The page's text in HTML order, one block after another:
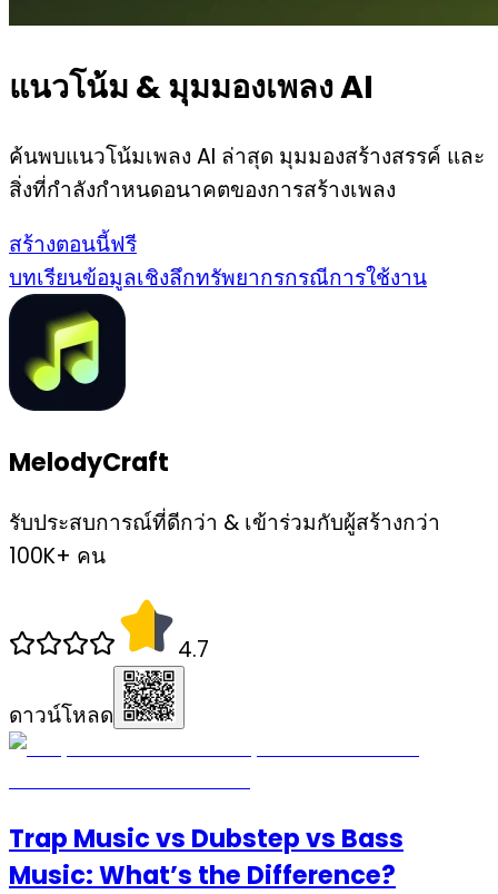
แนวโน้ม & มุมมองเพลง AI
ค้นพบแนวโน้มเพลง AI ล่าสุด มุมมองสร้างสรรค์ และ
สิ่งที่กำลังกำหนดอนาคตของการสร้างเพลง
สร้างตอนนี้ฟรี
บทเรียนข้อมูลเชิงลึกทรัพยากรกรณีการใช้งาน
MelodyCraft
รับประสบการณ์ที่ดีกว่า & เข้าร่วมกับผู้สร้างกว่า
100K+ คน
4.7
ดาวน์โหลด
Trap Music vs Dubstep vs Bass
Music: What’s the Difference?